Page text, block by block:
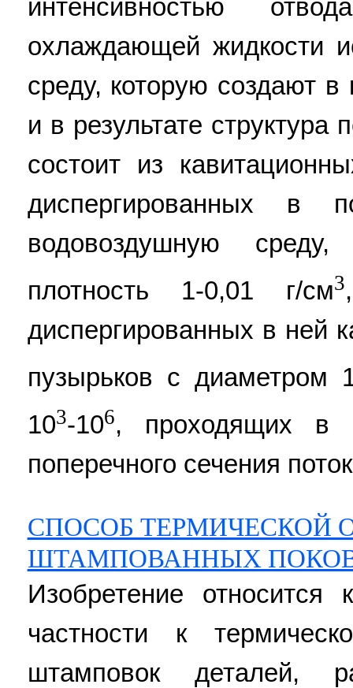
интенсивностью
охлаждающей жидкости
среду, которую создают
и в результате
состоит из
диспергированных в
водовоздушную
плотность 1-0,01 г/см3
диспергированных в ней
пузырьков с диаметром
103-106, проходящих в
поперечного сечения
СПОСОБ ТЕРМИЧЕСКОЙ
ШТАМПОВАННЫХ
Изобретение относится
частности к
штамповок деталей,